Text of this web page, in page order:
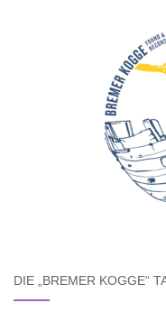
DIE „BREMER KOGGE“